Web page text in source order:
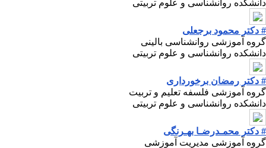
دانشکده روانشناسی و علوم تربیتی
# دکتر محمود برجعلی
گروه آموزشی روانشناسی بالینی
دانشکده روانشناسی و علوم تربیتی
# دکتر رمضان برخورداری
گروه آموزشی فلسفه تعلیم و تربیت
دانشکده روانشناسی و علوم تربیتی
# دکتر محمـدرضـا بهـرنگی
گروه آموزشی مدیریت آموزشی